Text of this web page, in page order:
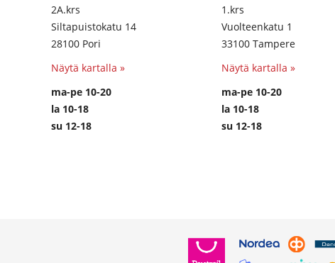
2A.krs
Siltapuistokatu 14
28100 Pori
Näytä kartalla »
ma-pe 10-20
la 10-18
su 12-18
1.krs
Vuolteenkatu 1
33100 Tampere
Näytä kartalla »
ma-pe 10-20
la 10-18
su 12-18